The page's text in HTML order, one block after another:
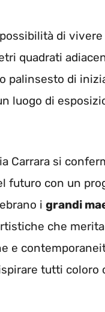
di
quadrati
palinsesto di
luogo di
Carrara si
futuro con un
i grandi
che
e
tutti coloro